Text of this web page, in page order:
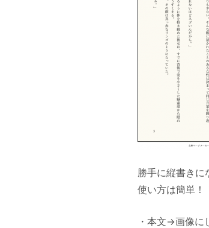
勝手に縦書きに
使い方は簡単！
・本文→画像に